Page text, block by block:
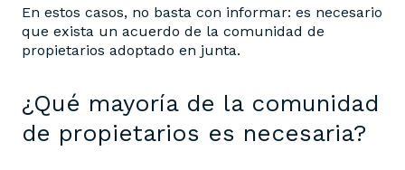
En estos casos, no basta con informar: es necesario
que exista un acuerdo de la comunidad de
propietarios adoptado en junta.
¿Qué mayoría de la comunidad
de propietarios es necesaria?